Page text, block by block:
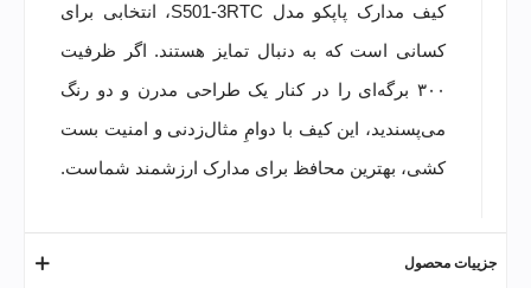
کیف مدارک پاپکو مدل S501-3RTC، انتخابی برای
کسانی است که به دنبال تمایز هستند. اگر ظرفیت
۳۰۰ برگه‌ای را در کنار یک طراحی مدرن و دو رنگ
می‌پسندید، این کیف با دوامِ مثال‌زدنی و امنیت بست
کشی، بهترین محافظ برای مدارک ارزشمند شماست.
جزییات محصول